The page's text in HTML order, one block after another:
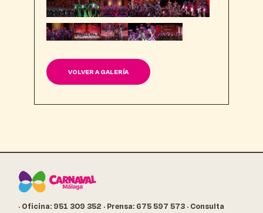
VOLVER A GALERÍA
· Oficina: 951 309 352 · Prensa: 675 597 573 · Consulta